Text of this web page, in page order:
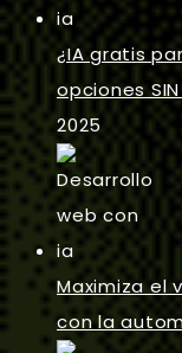
¿IA gratis
opciones
2025
Maximiza el
con la